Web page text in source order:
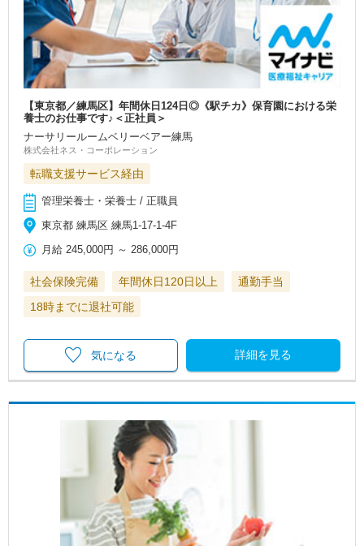
【東京都／練馬区】年間休日124日◎《駅チカ》保育園における栄
養士のお仕事です♪＜正社員＞
ナーサリールームベリーベアー練馬
株式会社ネス・コーポレーション
転職支援サービス経由
管理栄養士・栄養士 / 正職員
東京都 練馬区 練馬1-17-1-4F
月給 245,000円 ～ 286,000円
社会保険完備 年間休日120日以上
通勤手当
18時までに退社可能
詳細を見る
気になる